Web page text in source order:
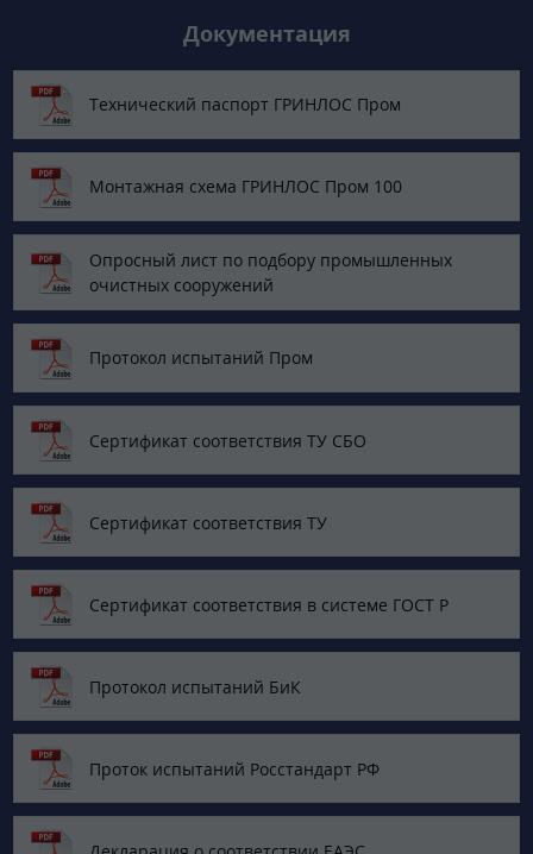
Документация
Технический паспорт ГРИНЛОС Пром
Монтажная схема ГРИНЛОС Пром 100
Опросный лист по подбору промышленных
очистных сооружений
Протокол испытаний Пром
Сертификат соответствия ТУ СБО
Сертификат соответствия ТУ
Сертификат соответствия в системе ГОСТ Р
Протокол испытаний БиК
Проток испытаний Росстандарт РФ